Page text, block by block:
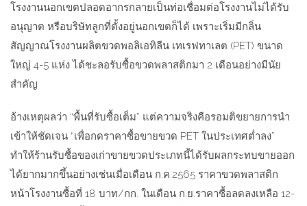
โรงงานนอกเขตปลอดอากรกลายเป็นท่อเชื่อมต่อโรงงานไม่ได้รับ
อนุญาต หรือบริษัทลูกที่ตั้งอยู่นอกเขตก็ได้ เพราะเริ่มมีกลิ่น
สัญญาณโรงงานผลิตขวดพอลิเอทิลีน เทเรฟทาเลต (PET) ขนาด
ใหญ่ 4-5 แห่ง ได้ชะลอรับซื้อขวดพลาสติกมา 2 เดือนอย่างมีนัย
สำคัญ
อ้างเหตุผลว่า “พื้นที่รับซื้อเต็ม” แต่ความจริงคือรอมติขยายการนำ
เข้าให้ชัดเจน “เพื่อกดราคาซื้อขายขวด PET ในประเทศต่ำลง”
ทำให้ร้านรับซื้อของเก่าขายขวดประเภทนี้ได้รับผลกระทบขายออก
ได้ยากมากขึ้นอย่างเช่นเมื่อเดือน ก.ค.2565 ราคาขวดพลาสติก
หน้าโรงงานซื้อที่ 18 บาท/กก. ในเดือน ก.ย.ราคาซื้อลดลงเหลือ 12-